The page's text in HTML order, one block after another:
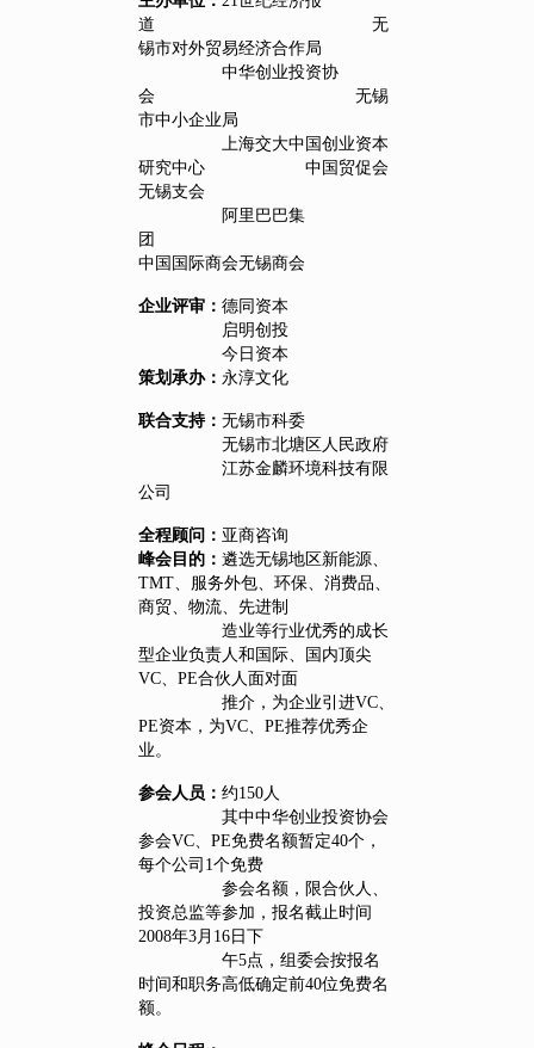
道 无
锡市对外贸易经济合作局
中华创业投资协
会 无锡
市中小企业局
上海交大中国创业资本
研究中心 中国贸促会
无锡支会
阿里巴巴集
团
中国国际商会无锡商会
企业评审：德同资本
启明创投
今日资本
策划承办： 永淳文化
联合支持：无锡市科委
无锡市北塘区人民政府
江苏金麟环境科技有限
公司
全程顾问： 亚商咨询
峰会目的：遴选无锡地区新能源、
TMT、服务外包、环保、消费品、
商贸、物流、先进制
造业等行业优秀的成长
型企业负责人和国际、国内顶尖
VC、PE合伙人面对面
推介，为企业引进VC、
PE资本，为VC、PE推荐优秀企
业。
参会人员：约150人
其中中华创业投资协会
参会VC、PE免费名额暂定40个，
每个公司1个免费
参会名额，限合伙人、
投资总监等参加，报名截止时间
2008年3月16日下
午5点，组委会按报名
时间和职务高低确定前40位免费名
额。